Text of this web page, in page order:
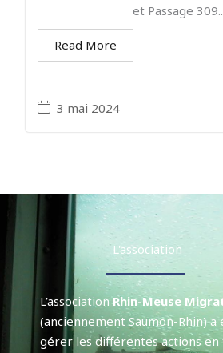
3 mai 2024
et Passage
Read More
L'association
L’associationRhin-Meuse
(anciennement Saumon-Rhin)
gérer les différentes actions en